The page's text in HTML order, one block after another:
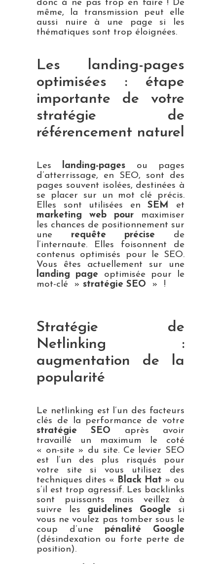
donc à ne pas trop en faire ! De
même, la transmission peut elle
aussi nuire à une page si les
thématiques sont trop éloignées.
Les landing-pages
optimisées : étape
importante de votre
stratégie de
référencement naturel
Les landing-pages ou pages
d’atterrissage, en SEO, sont des
pages souvent isolées, destinées à
se placer sur un mot clé précis.
Elles sont utilisées enSEM
et
marketing web pour maximiser
les chances de positionnement sur
une requête précise de
l’internaute. Elles foisonnent de
contenus optimisés pour le SEO.
Vous êtes actuellement sur une
landing page optimisée pour le
mot-clé
» stratégie SEO » !
Stratégie de
Netlinking :
augmentation de la
popularité
Le netlinking est l’un des facteurs
clés de la performance de votre
stratégie SEO après avoir
travaillé un maximum le coté
« on-site » du site. Ce levier SEO
est l’un des plus risqués pour
votre site si vous utilisez des
techniques dites « Black Hat » ou
s’il est trop agressif. Les backlinks
sont puissants mais veillez à
suivre les guidelines Google si
vous ne voulez pas tomber sous le
coup d’une pénalité Google
(désindexation ou forte perte de
position).